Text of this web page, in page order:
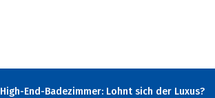
High-End-Badezimmer: Lohnt sich der Luxus?